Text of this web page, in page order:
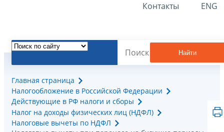
Контакты ENG
Найти
Главная страница
Налогообложение в Российской Федерации
Действующие в РФ налоги и сборы
Налог на доходы физических лиц (НДФЛ)
Налоговые вычеты по НДФЛ